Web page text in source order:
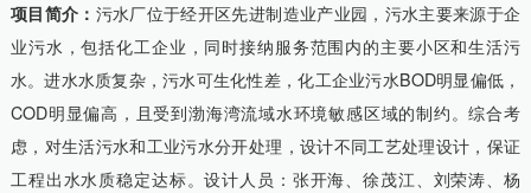
项目简介： 污水厂位于经开区先进制造业产业园，污水主要来源于企
业污水，包括化工企业，同时接纳服务范围内的主要小区和生活污
水。进水水质复杂，污水可生化性差，化工企业污水BOD明显偏低，
COD明显偏高，且受到渤海湾流域水环境敏感区域的制约。综合考
虑，对生活污水和工业污水分开处理，设计不同工艺处理设计，保证
工程出水水质稳定达标。设计人员：张开海、徐茂江、刘荣涛、杨